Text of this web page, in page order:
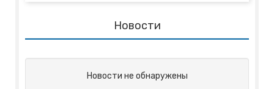
Новости
Новости не обнаружены